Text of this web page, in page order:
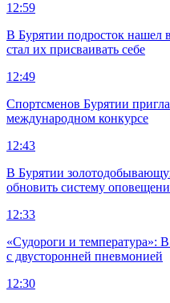
12:59
В Бурятии подросток нашел
стал их присваивать себе
12:49
Спортсменов Бурятии
международном конкурсе
12:43
В Бурятии
обновить систему
12:33
«Судороги и температура»:
с двусторонней пневмонией
12:30